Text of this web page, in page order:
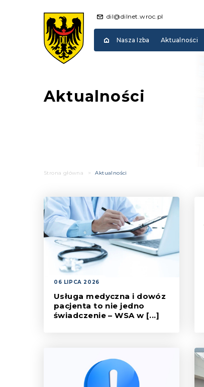
dil@dilnet.wroc.pl
Nasza Izba Aktualności
Aktualności
Strona główna > Aktualności
06 LIPCA 2026
Usługa medyczna i dowóz
pacjenta to nie jedno
świadczenie – WSA w [...]